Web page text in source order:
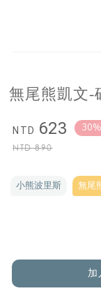
無尾熊凱文-
NTD 623
NTD890
小熊波里斯 無尾
加